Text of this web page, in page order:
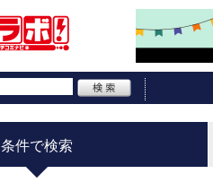
条件で検索